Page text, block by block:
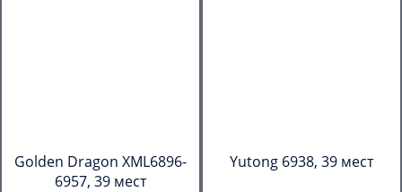
Golden Dragon XML6896-
6957, 39 мест
Yutong 6938, 39 мест